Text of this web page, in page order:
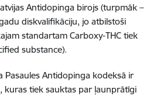
Antidopinga birojs (turpmāk –
diskvalifikāciju, jo atbilstoši
standartam Carboxy-THC tiek
substance).
Pasaules Antidopinga kodeksā ir
kuras tiek sauktas par ļaunprātīgi